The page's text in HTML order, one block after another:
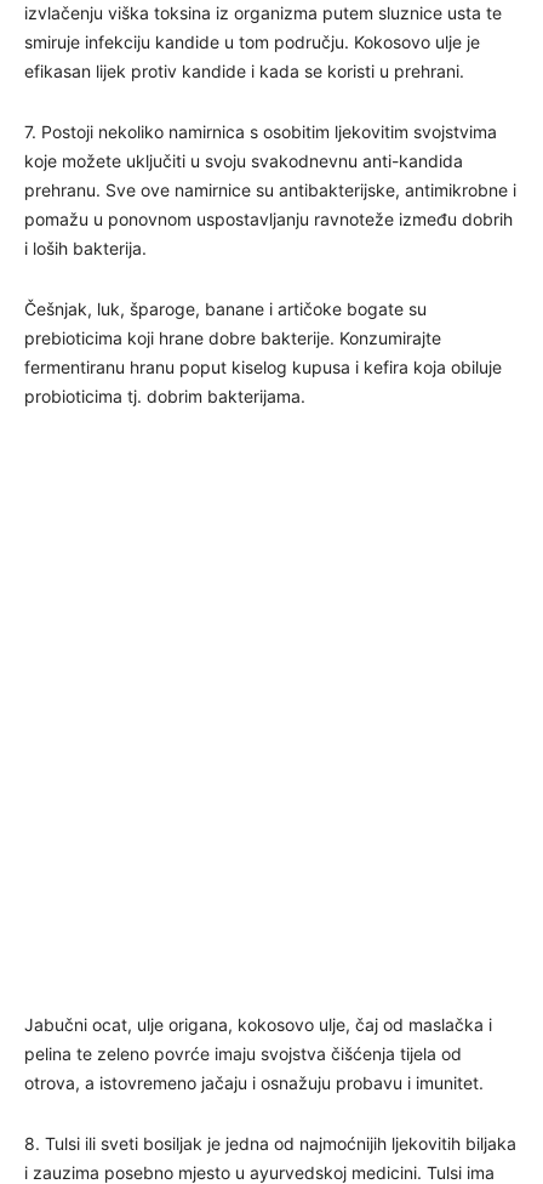
izvlačenju viška toksina iz organizma putem sluznice usta te
smiruje infekciju kandide u tom području. Kokosovo ulje je
efikasan lijek protiv kandide i kada se koristi u prehrani.
7. Postoji nekoliko namirnica s osobitim ljekovitim svojstvima
koje možete uključiti u svoju svakodnevnu anti-kandida
prehranu. Sve ove namirnice su antibakterijske, antimikrobne i
pomažu u ponovnom uspostavljanju ravnoteže između dobrih
i loših bakterija.
Češnjak, luk, šparoge, banane i artičoke bogate su
prebioticima koji hrane dobre bakterije. Konzumirajte
fermentiranu hranu poput kiselog kupusa i kefira koja obiluje
probioticima tj. dobrim bakterijama.
Jabučni ocat, ulje origana, kokosovo ulje, čaj od maslačka i
pelina te zeleno povrće imaju svojstva čišćenja tijela od
otrova, a istovremeno jačaju i osnažuju probavu i imunitet.
8. Tulsi ili sveti bosiljak je jedna od najmoćnijih ljekovitih biljaka
i zauzima posebno mjesto u ayurvedskoj medicini. Tulsi ima